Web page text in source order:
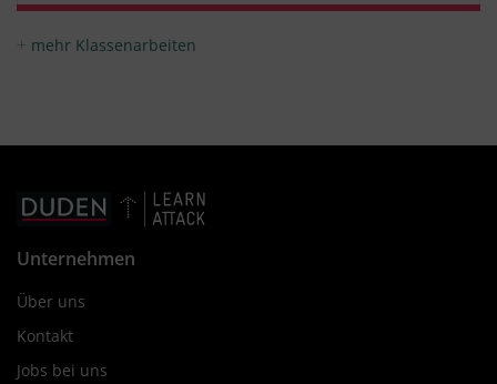
mehr Klassenarbeiten
Unternehmen
Über uns
Kontakt
Jobs bei uns